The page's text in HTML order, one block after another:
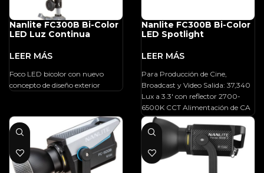
Nanlite FC300B Bi-Color
LED Luz Continua
Foco LED bicolor con nuevo
concepto de diseño exterior
Nanlite FC300B Bi-Color
LED Spotlight
Para Producción de Cine,
Broadcast y Video Salida: 37,340
Lux a 3.3′ con reflector 2700-
6500K CCT Alimentación de CA
Control